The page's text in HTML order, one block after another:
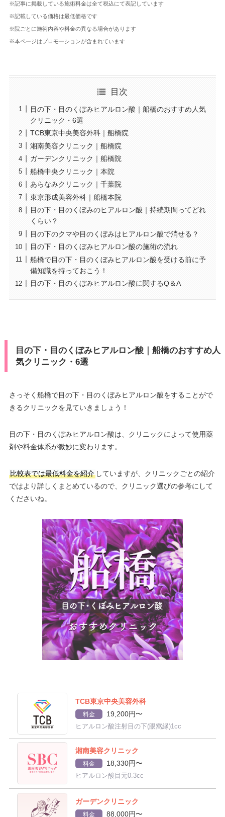
※記事に掲載している施術料金は全て税込にて表記しています
※記載している価格は最低価格です
※院ごとに施術内容や料金の異なる場合があります
※本ページはプロモーションが含まれています
目次
目の下・目のくぼみヒアルロン酸｜船橋のおすすめ人気
クリニック・6選
TCB東京中央美容外科｜船橋院
湘南美容クリニック｜船橋院
ガーデンクリニック｜船橋院
船橋中央クリニック｜本院
あらなみクリニック｜千葉院
東京形成美容外科｜船橋本院
目の下・目のくぼみのヒアルロン酸｜持続期間ってどれ
くらい？
目の下のクマや目のくぼみはヒアルロン酸で消せる？
目の下・目のくぼみヒアルロン酸の施術の流れ
船橋で目の下・目のくぼみヒアルロン酸を受ける前に予
備知識を持っておこう！
目の下・目のくぼみヒアルロン酸に関するQ＆A
目の下・目のくぼみヒアルロン酸｜船橋のおすすめ人
気クリニック・6選
さっそく船橋で目の下・目のくぼみヒアルロン酸をすることがで
きるクリニックを見ていきましょう！
目の下・目のくぼみヒアルロン酸は、クリニックによって使用薬
剤や料金体系が微妙に変わります。
比較表では最低料金を紹介していますが、クリニックごとの紹介
ではより詳しくまとめているので、クリニック選びの参考にして
くださいね。
TCB東京中央美容外科
料金 19,200円〜
ヒアルロン酸注射目の下(眼窩縁)1cc
湘南美容クリニック
料金 18,330円〜
ヒアルロン酸目元0.3cc
ガーデンクリニック
料金 88,000円〜